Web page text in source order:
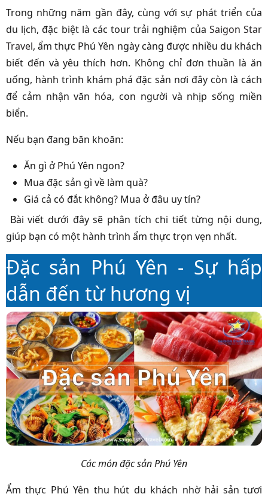
Trong những năm gần đây, cùng với sự phát triển của
du lịch, đặc biệt là các tour trải nghiệm của Saigon Star
Travel, ẩm thực Phú Yên ngày càng được nhiều du khách
biết đến và yêu thích hơn. Không chỉ đơn thuần là ăn
uống, hành trình khám phá đặc sản nơi đây còn là cách
để cảm nhận văn hóa, con người và nhịp sống miền
biển.
Nếu bạn đang băn khoăn:
Ăn gì ở Phú Yên ngon?
Mua đặc sản gì về làm quà?
Giá cả có đắt không? Mua ở đâu uy tín?
Bài viết dưới đây sẽ phân tích chi tiết từng nội dung,
giúp bạn có một hành trình ẩm thực trọn vẹn nhất.
Đặc sản Phú Yên - Sự hấp
dẫn đến từ hương vị
Các món đặc sản Phú Yên
Ẩm thực Phú Yên thu hút du khách nhờ hải sản tươi